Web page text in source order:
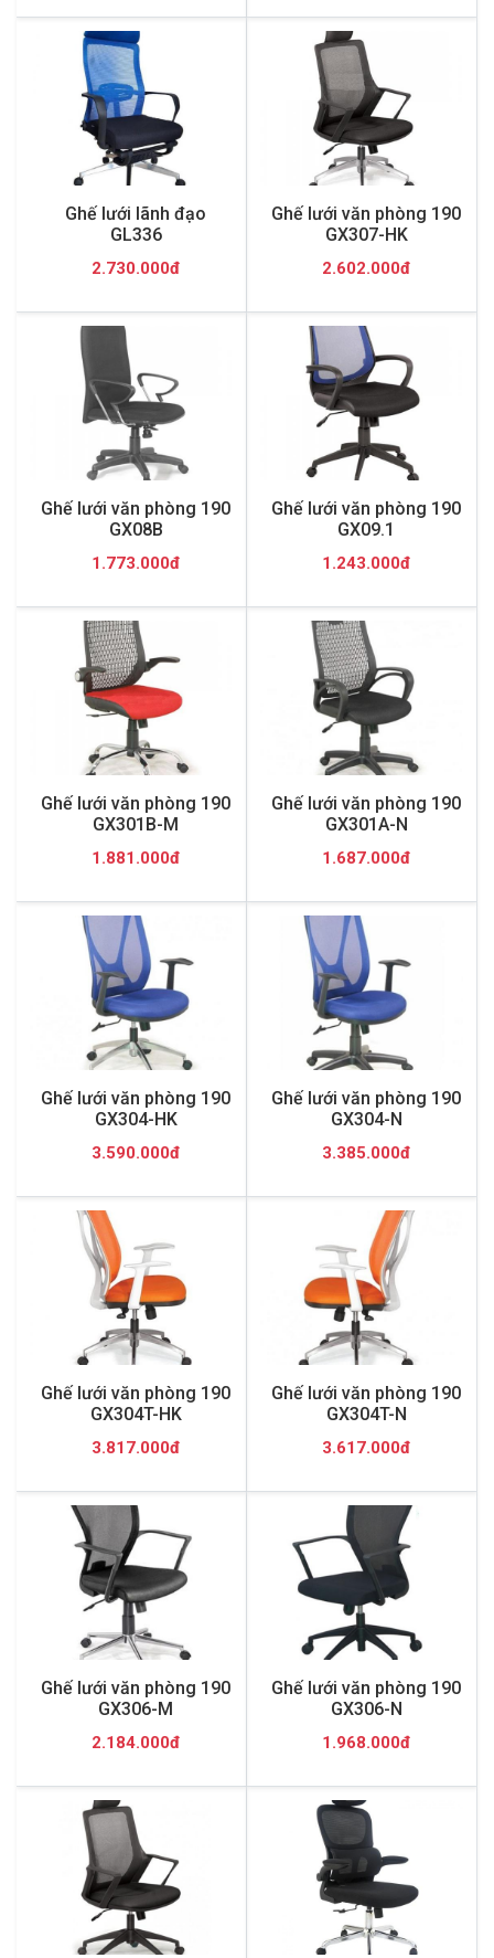
Ghế lưới lãnh đạo
GL336
2.730.000đ
Ghế lưới văn phòng 190
GX307-HK
2.602.000đ
Ghế lưới văn phòng 190
GX08B
1.773.000đ
Ghế lưới văn phòng 190
GX09.1
1.243.000đ
Ghế lưới văn phòng 190
GX301B-M
1.881.000đ
Ghế lưới văn phòng 190
GX301A-N
1.687.000đ
Ghế lưới văn phòng 190
GX304-HK
3.590.000đ
Ghế lưới văn phòng 190
GX304-N
3.385.000đ
Ghế lưới văn phòng 190
GX304T-HK
3.817.000đ
Ghế lưới văn phòng 190
GX304T-N
3.617.000đ
Ghế lưới văn phòng 190
GX306-M
2.184.000đ
Ghế lưới văn phòng 190
GX306-N
1.968.000đ